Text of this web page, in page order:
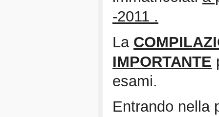
-2011 .
La
IMPORTANTE
esami.
Entrando nella